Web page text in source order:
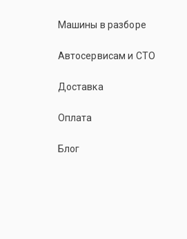
Машины в разборе
Автосервисам и СТО
Доставка
Оплата
Блог